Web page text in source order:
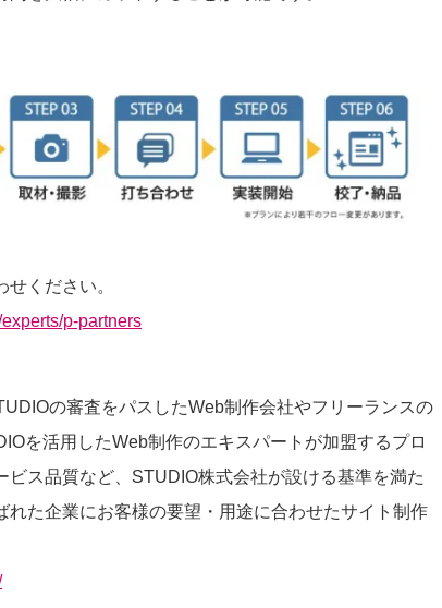
ください。
p-partners
の審査をパスしたWeb制作会社やフリーランスの
を活用したWeb制作のエキスパートが加盟するプロ
ビス品質など、STUDIO株式会社が設ける基準を満た
れた企業にお客様の要望・用途に合わせたサイト制作